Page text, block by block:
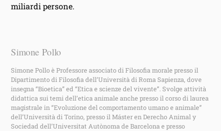
miliardi persone.
Simone Pollo
Simone Pollo è Professore associato di Filosofia morale presso il
Dipartimento di Filosofia dell’Università di Roma Sapienza, dove
insegna “Bioetica” ed “Etica e scienze del vivente”. Svolge attività
didattica sui temi dell’etica animale anche presso il corso di laurea
magistrale in “Evoluzione del comportamento umano e animale”
dell’Università di Torino, presso il Máster en Derecho Animal y
Sociedad dell’Universitat Autònoma de Barcelona e presso